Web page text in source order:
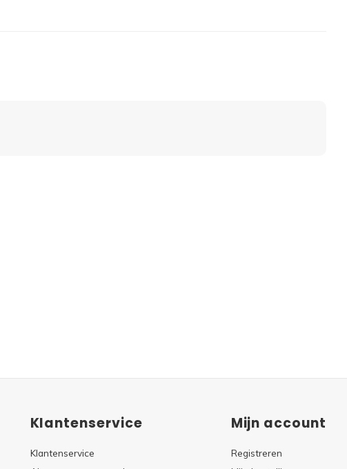
Klantenservice
Klantenservice
Mijn account
Registreren